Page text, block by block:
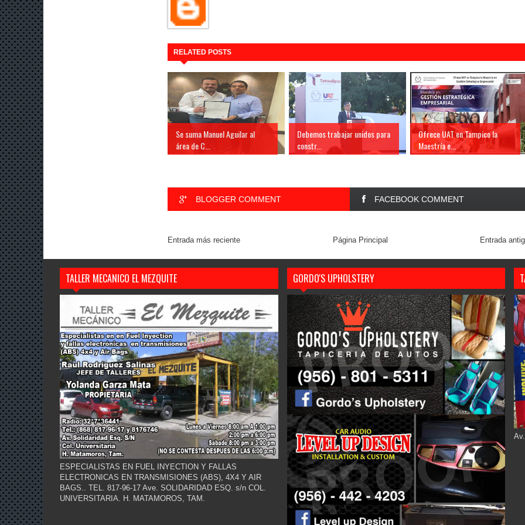
RELATED POSTS
Se suma Manuel Aguilar al
área de C...
Debemos trabajar unidos para
constr...
Ofrece UAT en Tampico la
Maestría e...
BLOGGER COMMENT FACEBOOK COMMENT
Entrada más reciente Entrada
Página Principal
TALLER MECANICO EL MEZQUITE
ESPECIALISTAS EN FUEL INYECTION Y FALLAS
ELECTRONICAS EN TRANSMISIONES (ABS), 4X4 Y AIR
BAGS.. TEL. 817-96-17 Ave. SOLIDARIDAD ESQ. s/n COL.
UNIVERSITARIA. H. MATAMOROS, TAM.
GORDO'S UPHOLSTERY